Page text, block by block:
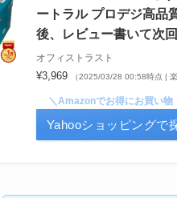
ートラル プロデジ高品
後、レビュー書いて次
オフィストラスト
¥3,969 （2025/03/28 00:58時点 | 楽
＼Amazonでお得にお買い物
Yahooショッピングで